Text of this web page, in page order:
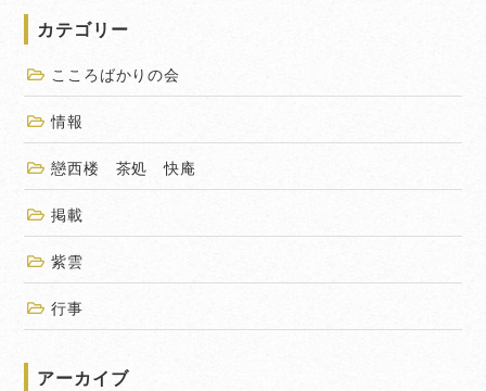
カテゴリー
こころばかりの会
情報
戀西楼 茶処 快庵
掲載
紫雲
行事
アーカイブ